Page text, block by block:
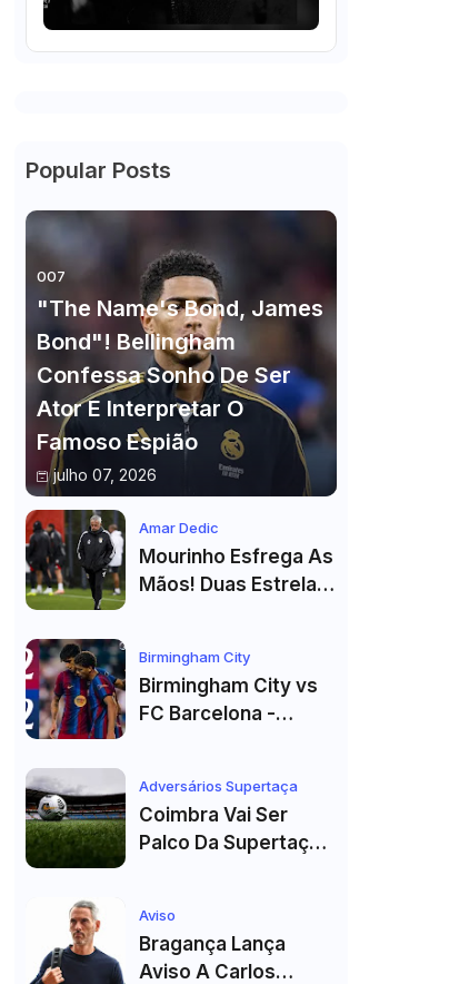
Popular Posts
007
"The Name's Bond, James
Bond"! Bellingham
Confessa Sonho De Ser
Ator E Interpretar O
Famoso Espião
julho 07, 2026
Amar Dedic
Mourinho Esfrega As
Mãos! Duas Estrelas
Madrid
Birmingham City
Birmingham City vs
FC Barcelona -
Adversários Supertaça
Coimbra Vai Ser
Palco Da Supertaça
E Adversários
Confirmados
Aviso
Bragança Lança
Aviso A Carlos